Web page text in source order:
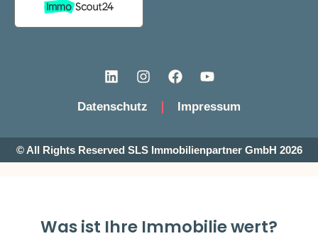
Datenschutz Impressum
© All Rights Reserved SLS Immobilienpartner GmbH 2026